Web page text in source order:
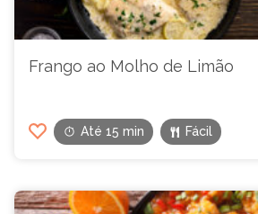
Frango ao Molho de Limão
Até 15 min Fácil